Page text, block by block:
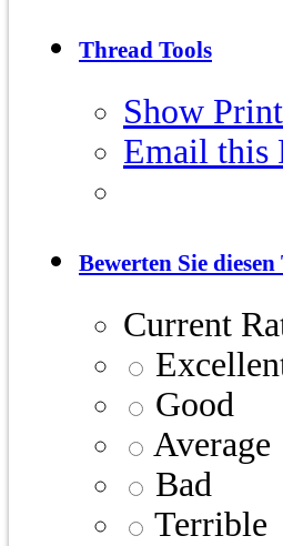
Thread Tools
Show
Email this
Bewerten Sie
Current
Good
Average
Bad
Terrible